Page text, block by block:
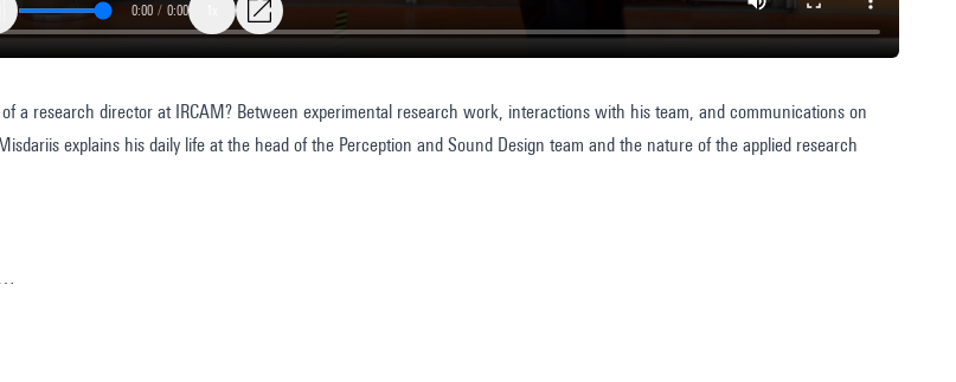
0:00 / 0:00
a research director at IRCAM? Between experimental research work, interactions with his team, and communications on
explains his daily life at the head of the Perception and Sound Design team and the nature of the applied research